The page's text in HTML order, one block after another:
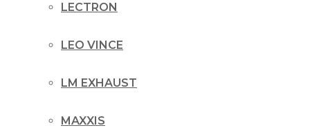
LECTRON
LEO VINCE
LM EXHAUST
MAXXIS